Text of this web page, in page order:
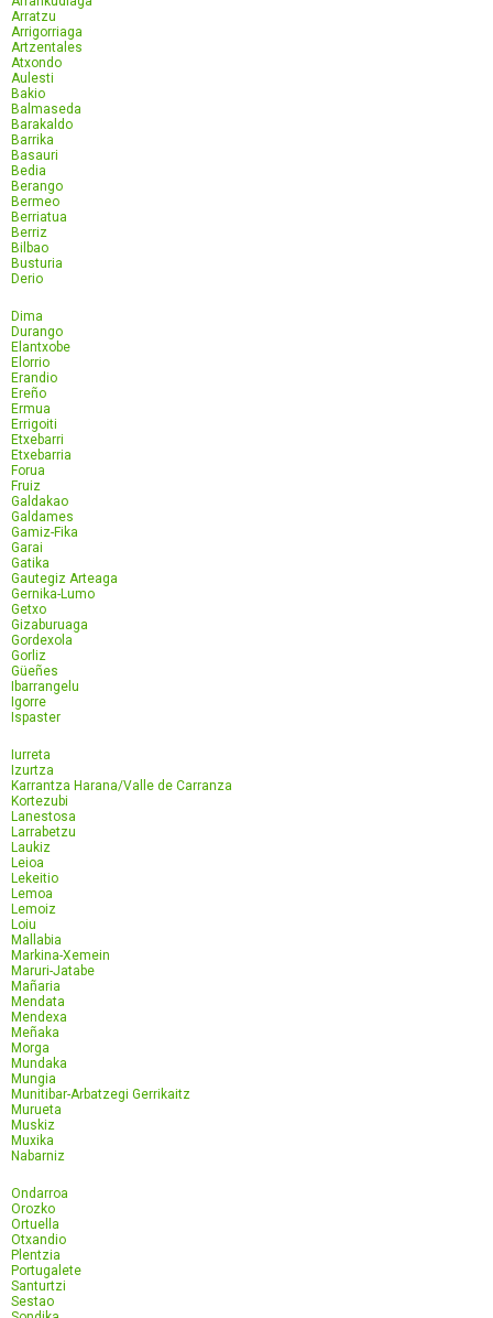
Arratzu
Arrigorriaga
Artzentales
Atxondo
Aulesti
Bakio
Balmaseda
Barakaldo
Barrika
Basauri
Bedia
Berango
Bermeo
Berriatua
Berriz
Bilbao
Busturia
Derio
Dima
Durango
Elantxobe
Elorrio
Erandio
Ereño
Ermua
Errigoiti
Etxebarri
Etxebarria
Forua
Fruiz
Galdakao
Galdames
Gamiz-Fika
Garai
Gatika
Gautegiz Arteaga
Gernika-Lumo
Getxo
Gizaburuaga
Gordexola
Gorliz
Güeñes
Ibarrangelu
Igorre
Ispaster
Iurreta
Izurtza
Karrantza Harana/Valle de Carranza
Kortezubi
Lanestosa
Larrabetzu
Laukiz
Leioa
Lekeitio
Lemoa
Lemoiz
Loiu
Mallabia
Markina-Xemein
Maruri-Jatabe
Mañaria
Mendata
Mendexa
Meñaka
Morga
Mundaka
Mungia
Munitibar-Arbatzegi Gerrikaitz
Murueta
Muskiz
Muxika
Nabarniz
Ondarroa
Orozko
Ortuella
Otxandio
Plentzia
Portugalete
Santurtzi
Sestao